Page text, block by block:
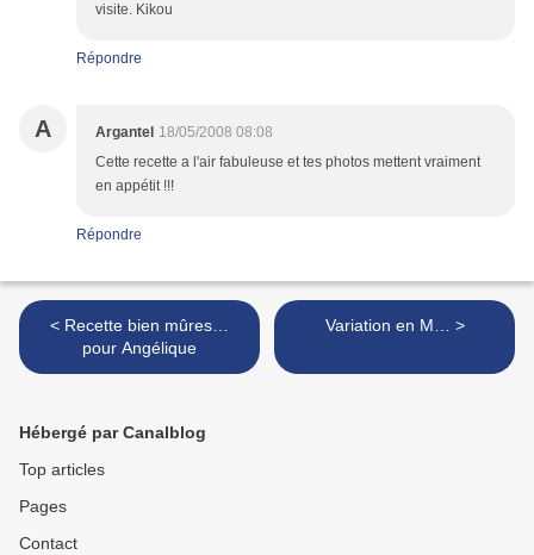
visite. Kikou
Répondre
A Argantel 18/05/2008 08:08
Cette recette a l'air fabuleuse et tes photos mettent vraiment
en appétit !!!
Répondre
< Recette bien mûres…
pour Angélique
Variation en M… >
Hébergé par Canalblog
Top articles
Pages
Contact